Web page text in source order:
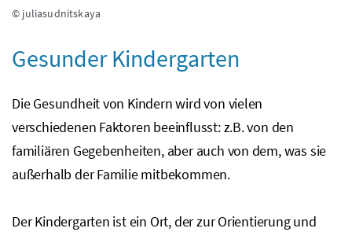
© juliasudnitskaya
Gesunder Kindergarten
Die Gesundheit von Kindern wird von vielen
verschiedenen Faktoren beeinflusst:z.B.von den
familiären Gegebenheiten, aber auch von dem, was sie
außerhalb der Familie mitbekommen.
Der Kindergarten ist ein Ort, der zur Orientierung und